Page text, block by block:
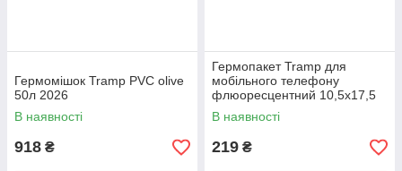
Гермомішок Tramp PVC olive
50л 2026
В наявності
918 ₴
Гермопакет Tramp для
мобільного телефону
флюоресцентний 10,5х17,5
2026
В наявності
219 ₴